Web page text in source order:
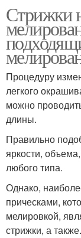
Стрижки
Процедуру
легкого
можно
длины.
Правильно
яркости,
любого типа.
Однако,
прическами,
мелировкой,
стрижки, а также.